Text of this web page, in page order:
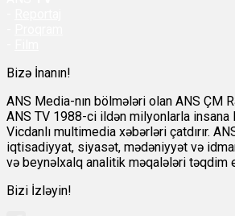
Bizə İnanın!
ANS Media-nın bölmələri olan ANS ÇM
ANS TV 1988-ci ildən milyonlarla insana
Vicdanlı multimedia xəbərləri çatdırır.
iqtisadiyyat, siyasət, mədəniyyət və
və beynəlxalq analitik məqalələri təqdim
Bizi İzləyin!